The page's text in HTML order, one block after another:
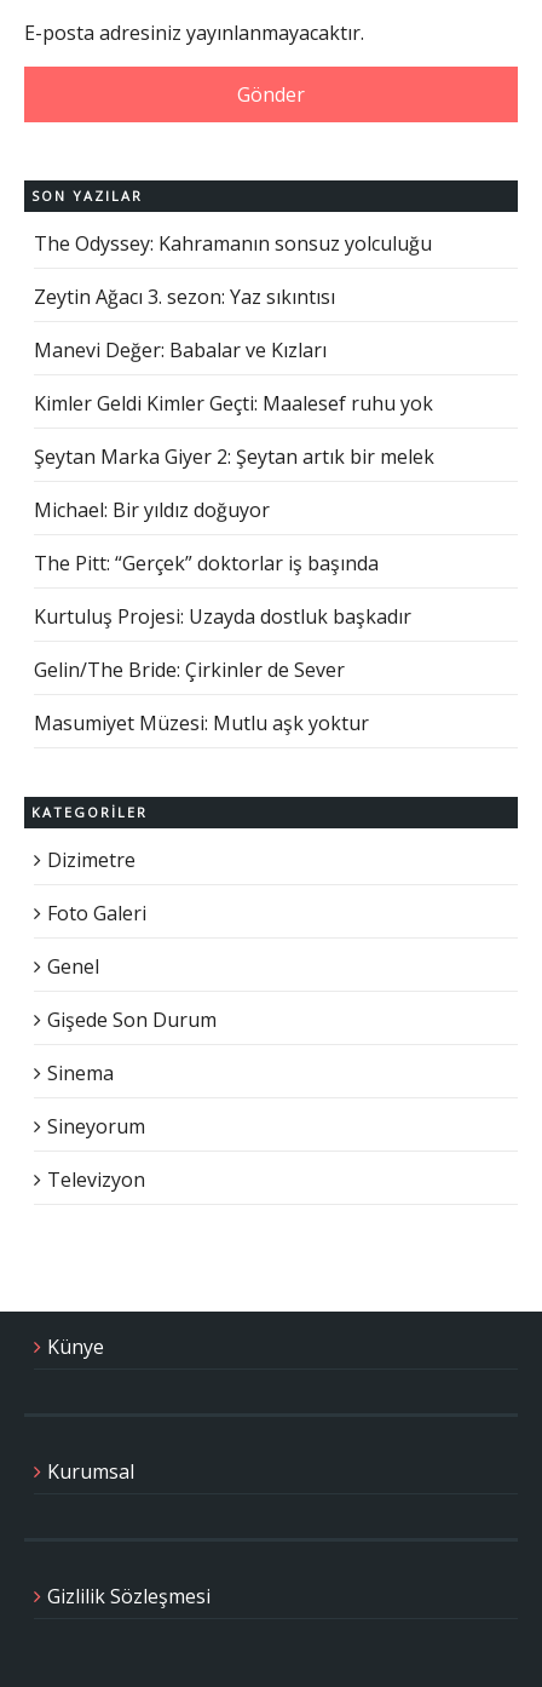
E-posta adresiniz yayınlanmayacaktır.
SON YAZILAR
The Odyssey: Kahramanın sonsuz yolculuğu
Zeytin Ağacı 3. sezon: Yaz sıkıntısı
Manevi Değer: Babalar ve Kızları
Kimler Geldi Kimler Geçti: Maalesef ruhu yok
Şeytan Marka Giyer 2: Şeytan artık bir melek
Michael: Bir yıldız doğuyor
The Pitt: “Gerçek” doktorlar iş başında
Kurtuluş Projesi: Uzayda dostluk başkadır
Gelin/The Bride: Çirkinler de Sever
Masumiyet Müzesi: Mutlu aşk yoktur
KATEGORILER
Dizimetre
Foto Galeri
Genel
Gişede Son Durum
Sinema
Sineyorum
Televizyon
Künye
Kurumsal
Gizlilik Sözleşmesi